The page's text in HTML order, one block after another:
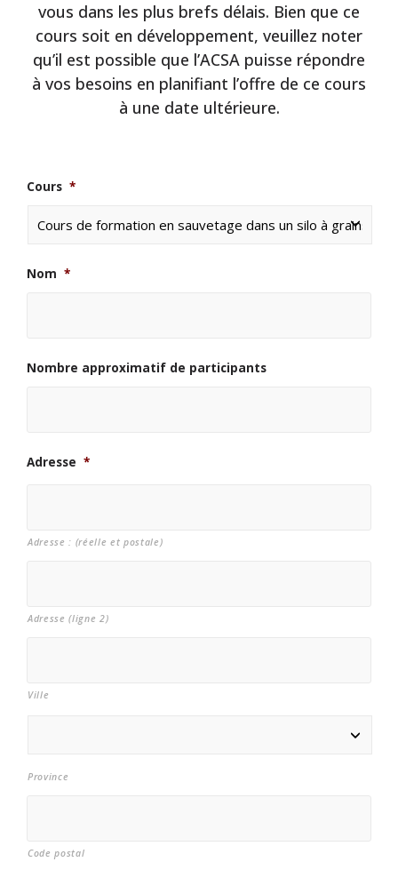
vous dans les plus brefs délais. Bien que ce
cours soit en développement, veuillez noter
qu’il est possible que l’ACSA puisse répondre
à vos besoins en planifiant l’offre de ce cours
à une date ultérieure.
Cours *
Nom *
Nombre approximatif de participants
Adresse *
Adresse : (réelle et postale)
Adresse (ligne 2)
Ville
Province
Code postal